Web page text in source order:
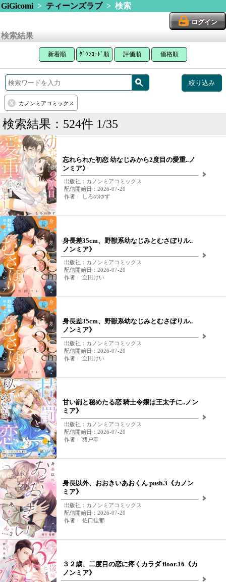
GiGicomi> ティーンズラブ> 検索
ログイン
検索結果
新着順 ﾀﾞｳﾝﾛｰﾄﾞ順 評価順 価格順
絞り込み
カノンミアコミックス
検索結果：524件 1/35
忘れられた初恋 幼なじみから2度目の愛重..ノ
ンミア》
出版社：カノンミアコミックス
配信開始日：2026-07-20
作者： しろのゆず
身長差35cm、野獣系幼なじみとむさぼりル..
ノンミア》
出版社：カノンミアコミックス
配信開始日：2026-07-20
作者： 至田けい
身長差35cm、野獣系幼なじみとむさぼりル..
ノンミア》
出版社：カノンミアコミックス
配信開始日：2026-07-20
作者： 至田けい
甘い罰と秘めたる恋 騎士令嬢は王太子に..ノン
ミア》
出版社：カノンミアコミックス
配信開始日：2026-07-20
作者： 猪戸翠
身長以外、おおきいあおくん push.3《カノン
ミア》
出版社：カノンミアコミックス
配信開始日：2026-07-20
作者： 佐口佳都
３２歳、二度目の恋に疼くカラダ floor.16《カ
ノンミア》